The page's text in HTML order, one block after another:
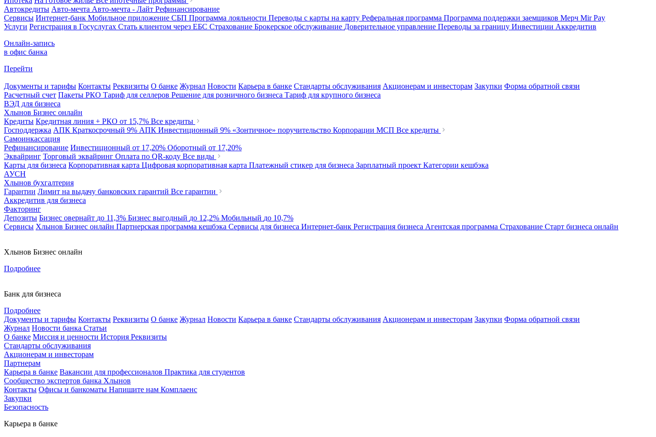
Автокредиты Авто-мечта Авто-мечта - Лайт Рефинансирование
Сервисы Интернет-банк Мобильное приложение СБП Программа лояльности Переводы с карты на карту Реферальная программа Программа поддержки заемщиков Мерч Mir Pay
Услуги Регистрация в Госуслугах Стать клиентом через ЕБС Страхование Брокерское обслуживание Доверительное управление Переводы за границу Инвестиции Аккредитив
Онлайн-запись
в офис банка
Перейти
Документы и тарифы Контакты Реквизиты О банке Журнал Новости Карьера в банке Стандарты обслуживания Акционерам и инвесторам Закупки Форма обратной связи
Расчетный счет Пакеты РКО Тариф для селлеров Решение для розничного бизнеса Тариф для крупного бизнеса
ВЭД для бизнеса
Хлынов Бизнес онлайн
Кредиты Кредитная линия + РКО от 15,7% Все кредиты
Господдержка АПК Краткосрочный 9% АПК Инвестиционный 9% «Зонтичное» поручительство Корпорации МСП Все кредиты
Самоинкассация
Рефинансирование Инвестиционный от 17,20% Оборотный от 17,20%
Эквайринг Торговый эквайринг Оплата по QR-коду Все виды
Карты для бизнеса Корпоративная карта Цифровая корпоративная карта Платежный стикер для бизнеса Зарплатный проект Категории кешбэка
АУСН
Хлынов бухгалтерия
Гарантии Лимит на выдачу банковских гарантий Все гарантии
Аккредитив для бизнеса
Факторинг
Депозиты Бизнес овернайт до 11,3% Бизнес выгодный до 12,2% Мобильный до 10,7%
Сервисы Хлынов Бизнес онлайн Партнерская программа кешбэка Сервисы для бизнеса Интернет-банк Регистрация бизнеса Агентская программа Страхование Старт бизнеса онлайн
Хлынов Бизнес онлайн
Подробнее
Банк для бизнеса
Подробнее
Документы и тарифы Контакты Реквизиты О банке Журнал Новости Карьера в банке Стандарты обслуживания Акционерам и инвесторам Закупки Форма обратной связи
Журнал Новости банка Статьи
О банке Миссия и ценности История Реквизиты
Стандарты обслуживания
Акционерам и инвесторам
Партнерам
Карьера в банке Вакансии для профессионалов Практика для студентов
Сообщество экспертов банка Хлынов
Контакты Офисы и банкоматы Напишите нам Комплаенс
Закупки
Безопасность
Карьера в банке